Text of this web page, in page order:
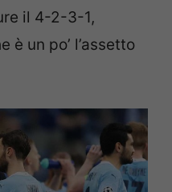
il 4-2-3-1,
è un po’ l’assetto